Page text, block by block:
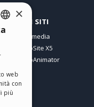
ALTRI SITI
Incomedia
WebSite X5
WebAnimator
×
web
con
più